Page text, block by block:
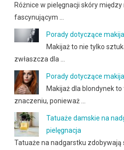
Różnice w pielęgnacji skóry
fascynującym …
Porady dotyczące
Makijaż to nie tylko
zwłaszcza dla …
Porady dotyczące
Makijaż dla blondynek
znaczeniu, ponieważ …
Tatuaże damskie na
pielęgnacja
Tatuaże na nadgarstku zdobywają